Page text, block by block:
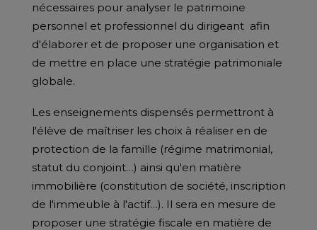
nécessaires pour analyser le patrimoine
personnel et professionnel du dirigeant afin
d'élaborer et de proposer une organisation et
de mettre en place une stratégie patrimoniale
globale.
Les enseignements dispensés permettront à
l'élève de maîtriser les choix à réaliser en de
protection de la famille (régime matrimonial,
statut du conjoint…) ainsi qu'en matière
immobilière (constitution de société, inscription
de l'immeuble à l'actif…). Il sera en mesure de
proposer une stratégie fiscale en matière de